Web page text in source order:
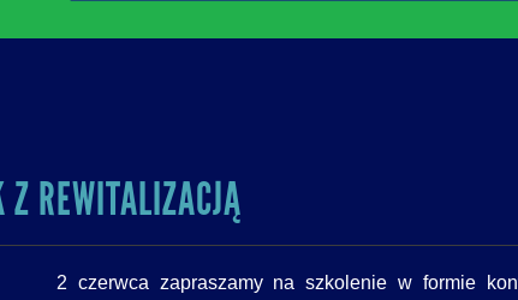
Z REWITALIZACJĄ
2 czerwca zapraszamy na szkolenie w formie